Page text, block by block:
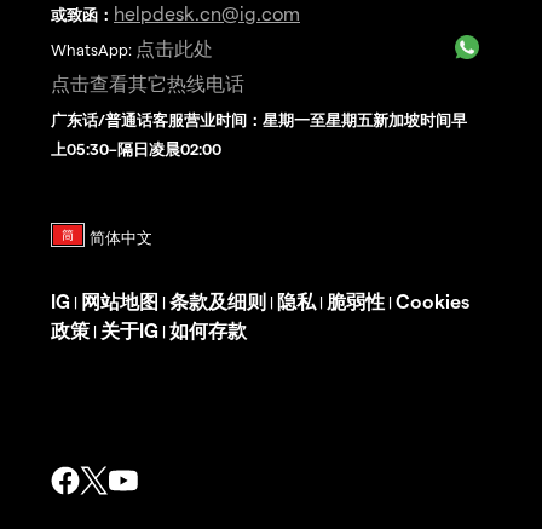
或致函： helpdesk.cn@ig.com
WhatsApp: 点击此处
点击查看其它热线电话
广东话/普通话客服营业时间：星期一至星期五新加坡时间早
上05:30–隔日凌晨02:00
IG | 网站地图 | 条款及细则 | 隐私 | 脆弱性 | Cookies
政策 | 关于IG | 如何存款